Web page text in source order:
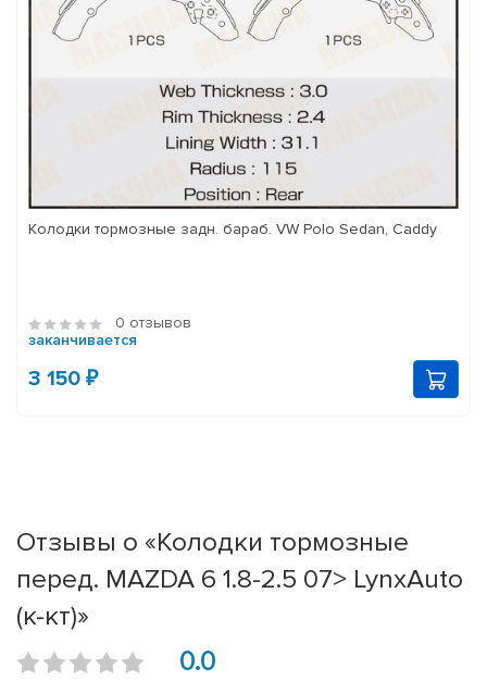
Колодки тормозные задн. бараб. VW Polo Sedan, Caddy
0 отзывов
заканчивается
3 150 ₽
Отзывы о «Колодки тормозные
перед. MAZDA 6 1.8-2.5 07> LynxAuto
(к-кт)»
0.0